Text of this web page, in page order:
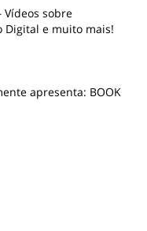
Vídeos sobre
Digital e muito mais!
apresenta: BOOK